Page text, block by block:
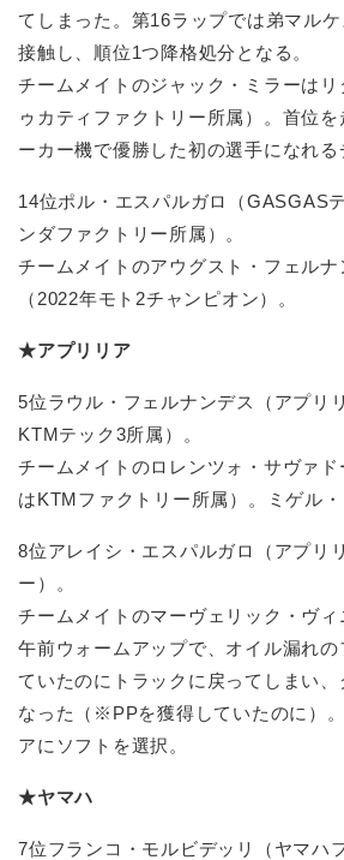
てしまった。第16ラップでは弟マル
接触し、順位1つ降格処分となる。
チームメイトのジャック・ミラーは
ゥカティファクトリー所属）。首位
ーカー機で優勝した初の選手になれる
14位ポル・エスパルガロ（GASGAS
ンダファクトリー所属）。
チームメイトのアウグスト・フェル
（2022年モト2チャンピオン）。
★アプリリア
5位ラウル・フェルナンデス（アプリ
KTMテック3所属）。
チームメイトのロレンツォ・サヴァ
はKTMファクトリー所属）。ミゲル・
8位アレイシ・エスパルガロ（アプリ
ー）。
チームメイトのマーヴェリック・ヴィ
午前ウォームアップで、オイル漏れ
ていたのにトラックに戻ってしまい、
なった（※PPを獲得していたのに）
アにソフトを選択。
★ヤマハ
7位フランコ・モルビデッリ（ヤマハ